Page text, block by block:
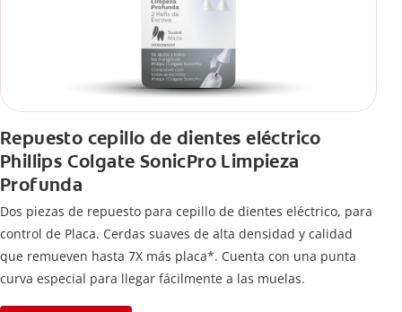
Repuesto cepillo de dientes eléctrico
Phillips Colgate SonicPro Limpieza
Profunda
Dos piezas de repuesto para cepillo de dientes eléctrico, para
control de Placa. Cerdas suaves de alta densidad y calidad
que remueven hasta 7X más placa*. Cuenta con una punta
curva especial para llegar fácilmente a las muelas.